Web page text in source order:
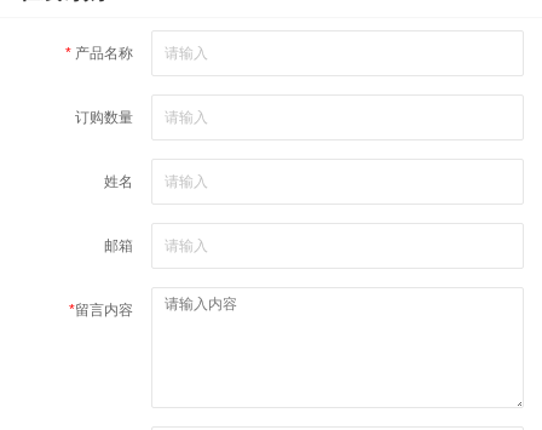
* 产品名称
订购数量
姓名
邮箱
*留言内容